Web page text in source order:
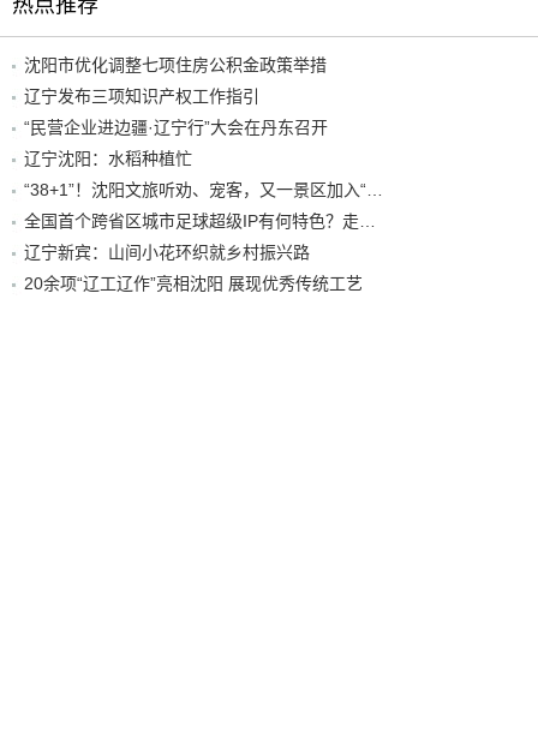
热点推荐
沈阳市优化调整七项住房公积金政策举措
辽宁发布三项知识产权工作指引
“民营企业进边疆·辽宁行”大会在丹东召开
辽宁沈阳：水稻种植忙
辽宁新宾：山间小花环织就乡村振兴路
20余项“辽工辽作”亮相沈阳 展现优秀传统工艺